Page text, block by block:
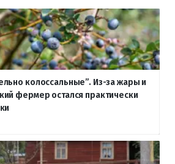
колоссальные”. Из-за жары и
фермер остался практически